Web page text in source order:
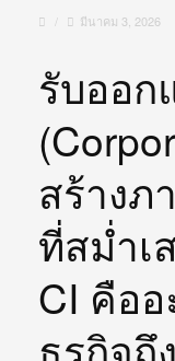
มีนาคม 3, 2026
รับออก
สร้าง
ที่สม่ำเ
CI คือ